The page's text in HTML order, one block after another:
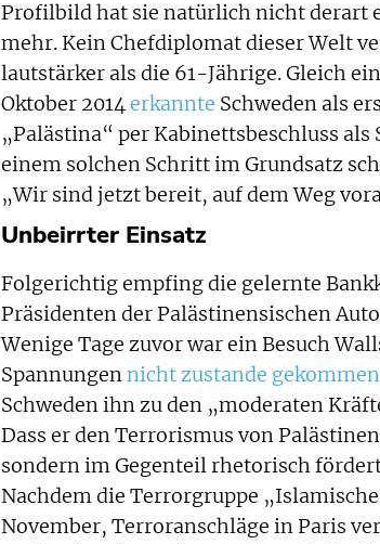
Profilbild hat sie natürlich nicht derart
mehr. Kein Chefdiplomat dieser Welt
lautstärker als die 61-Jährige. Gleich
Oktober 2014erkannte Schweden als
„Palästina“ per Kabinettsbeschluss
einem solchen Schritt im Grundsatz
„Wir sind jetzt bereit, auf dem Weg
Unbeirrter Einsatz
Folgerichtig empfing die gelernte
Präsidenten der Palästinensischen
Wenige Tage zuvor war ein Besuch
Spannungennicht zustande gekommen
Schweden ihn zu den „moderaten
Dass er den Terrorismus von
sondern im Gegenteil rhetorisch
Nachdem die Terrorgruppe
November, Terroranschläge in Paris